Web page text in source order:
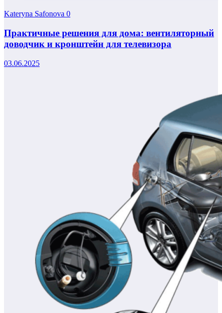
Kateryna Safonova 0
Практичные решения для дома: вентиляторный
доводчик и кронштейн для телевизора
03.06.2025